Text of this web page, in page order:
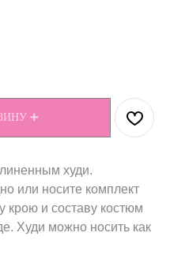
➕
худи.
или носите комплект
крою и составу костюм
Худи можно носить как